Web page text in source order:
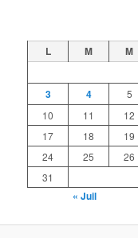
L M M
3
4 5
10
11 12
17
18 19
24
25 26
31
« Juil